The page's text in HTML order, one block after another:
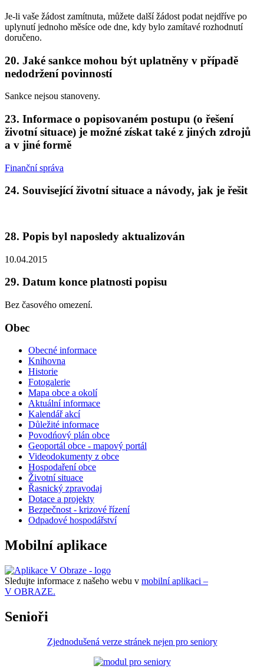
Je-li vaše žádost zamítnuta, můžete další žádost podat nejdříve po
uplynutí jednoho měsíce ode dne, kdy bylo zamítavé rozhodnutí
doručeno.
20. Jaké sankce mohou být uplatněny v případě
nedodržení povinností
Sankce nejsou stanoveny.
23. Informace o popisovaném postupu (o řešení
životní situace) je možné získat také z jiných zdrojů
a v jiné formě
Finanční správa
24. Související životní situace a návody, jak je řešit
28. Popis byl naposledy aktualizován
10.04.2015
29. Datum konce platnosti popisu
Bez časového omezení.
Obec
Obecné informace
Knihovna
Historie
Fotogalerie
Mapa obce a okolí
Aktuální informace
Kalendář akcí
Důležité informace
Povodńový plán obce
Geoportál obce - mapový portál
Videodokumenty z obce
Hospodaření obce
Životní situace
Řasnický zpravodaj
Dotace a projekty
Bezpečnost - krizové řízení
Odpadové hospodářství
Mobilní aplikace
Sledujte informace z našeho webu v mobilní aplikaci –
V OBRAZE.
Senioři
Zjednodušená verze stránek nejen pro seniory